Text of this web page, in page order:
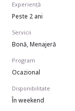
Experiență
Peste 2 ani
Servicii
Bonă, Menajeră
Program
Ocazional
Disponibilitate
În weekend